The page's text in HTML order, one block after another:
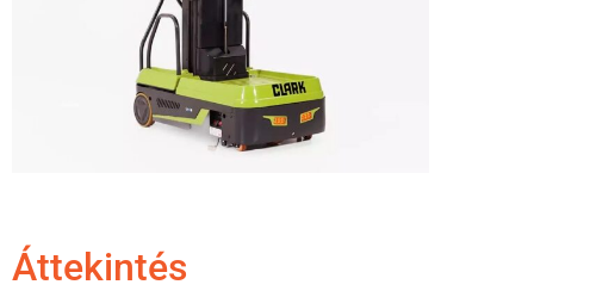
Áttekintés